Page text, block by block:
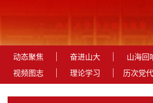
动态聚焦 奋进山大 山海回
视频图志
理论学习 历次党